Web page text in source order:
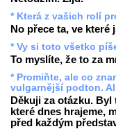
* Která z vašich rolí
No přece ta, ve které
* Vy si toto všetko
To myslíte, že to za
* Promiňte, ale co
vulgarnější podton.
Děkuji za otázku.
které dnes hrajeme,
před každým